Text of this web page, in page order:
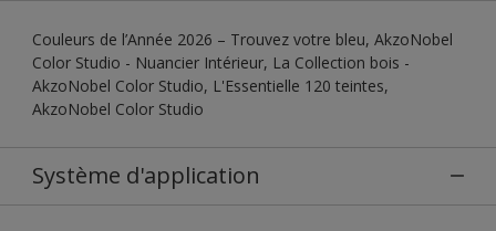
Couleurs de l’Année 2026 – Trouvez votre bleu, AkzoNobel
Color Studio - Nuancier Intérieur, La Collection bois -
AkzoNobel Color Studio, L'Essentielle 120 teintes,
AkzoNobel Color Studio
Système d'application